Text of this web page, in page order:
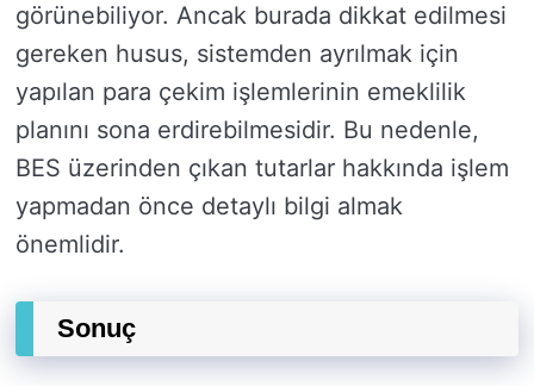
görünebiliyor. Ancak burada dikkat edilmesi
gereken husus, sistemden ayrılmak için
yapılan para çekim işlemlerinin emeklilik
planını sona erdirebilmesidir. Bu nedenle,
BES üzerinden çıkan tutarlar hakkında işlem
yapmadan önce detaylı bilgi almak
önemlidir.
Sonuç